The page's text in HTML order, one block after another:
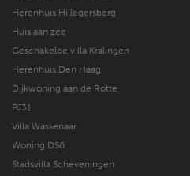
Herenhuis Hillegersberg
Huis aan zee
Geschakelde villa Kralingen
Herenhuis Den Haag
Dijkwoning aan de Rotte
PJ31
Villa Wassenaar
Woning DS6
Stadsvilla Scheveningen